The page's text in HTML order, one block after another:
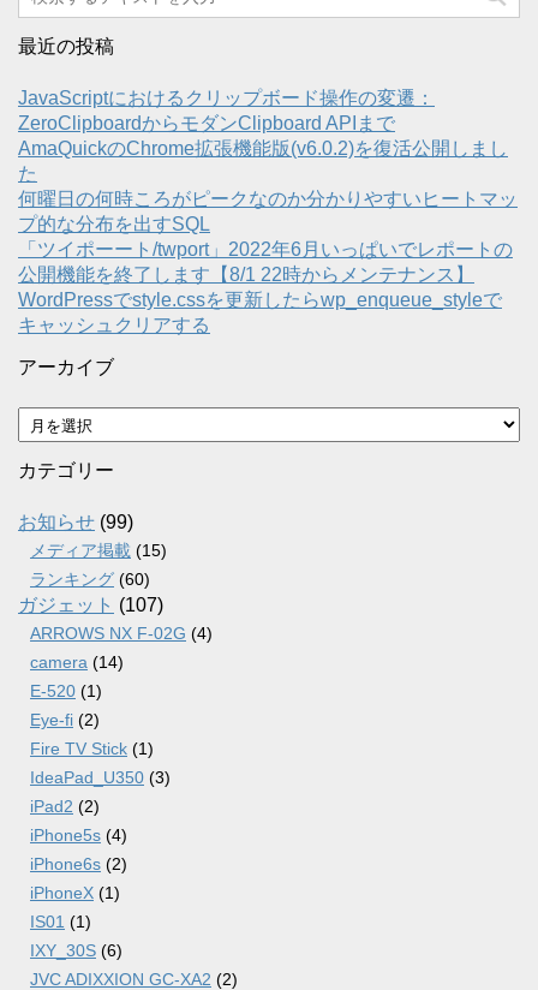
最近の投稿
JavaScriptにおけるクリップボード操作の変遷：
ZeroClipboardからモダンClipboard APIまで
AmaQuickのChrome拡張機能版(v6.0.2)を復活公開しまし
た
何曜日の何時ころがピークなのか分かりやすいヒートマッ
プ的な分布を出すSQL
「ツイポーート/twport」2022年6月いっぱいでレポートの
公開機能を終了します【8/1 22時からメンテナンス】
WordPressでstyle.cssを更新したらwp_enqueue_styleで
キャッシュクリアする
アーカイブ
ア
ー
カ
ブ
カテゴリー
お知らせ (99)
メディア掲載 (15)
ランキング (60)
ガジェット (107)
ARROWS NX F-02G (4)
camera (14)
E-520 (1)
Eye-fi (2)
Fire TV Stick (1)
IdeaPad_U350 (3)
iPad2 (2)
iPhone5s (4)
iPhone6s (2)
iPhoneX (1)
IS01 (1)
IXY_30S (6)
JVC ADIXXION GC-XA2 (2)